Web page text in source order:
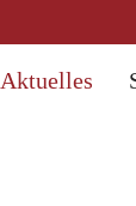
Aktuelles